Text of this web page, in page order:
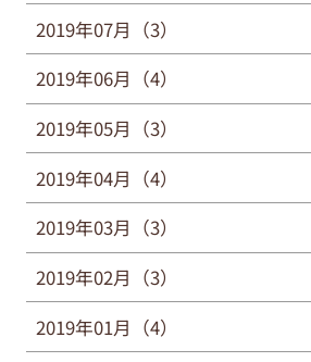
2019年07月（3）
2019年06月（4）
2019年05月（3）
2019年04月（4）
2019年03月（3）
2019年02月（3）
2019年01月（4）